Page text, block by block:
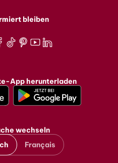
bleiben
App herunterladen
wechseln
Français